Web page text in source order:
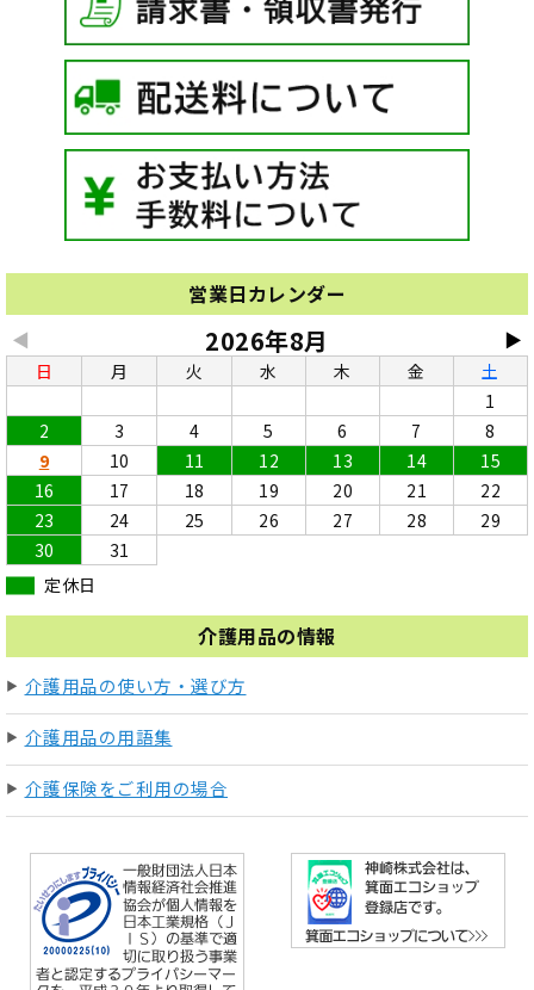
営業日カレンダー
◀ ▶
2026年8月
日 月 火 水 木 金
土
1
2
3 4 5 6 7
8
9
10 11 12 13 14
15
16
17 18 19 20 21
22
23
24 25 26 27 28
29
30
31
定休日
介護用品の情報
介護用品の使い方・選び方
介護用品の用語集
介護保険をご利用の場合